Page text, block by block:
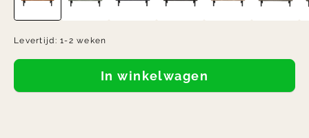
Levertijd:1-2 weken
In winkelwagen